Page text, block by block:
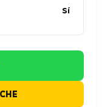
Sí